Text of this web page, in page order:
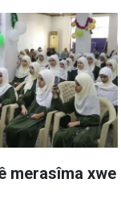
merasîma xwe